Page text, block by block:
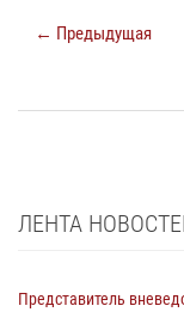
← Предыдущая
ЛЕНТА
Представитель